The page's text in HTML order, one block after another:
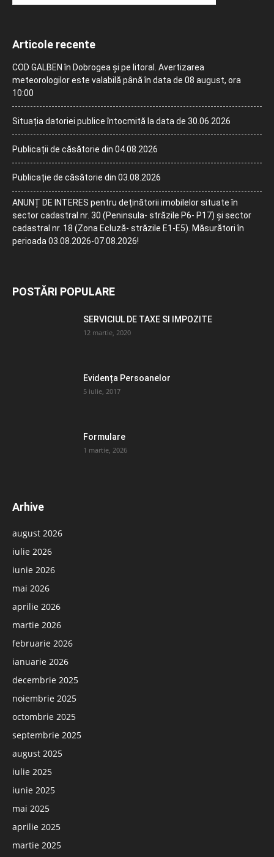
Articole recente
COD GALBEN în Dobrogea și pe litoral. Avertizarea
meteorologilor este valabilă până în data de 08 august, ora
10:00
Situația datoriei publice întocmită la data de 30.06.2026
Publicații de căsătorie din 04.08.2026
Publicație de căsătorie din 03.08.2026
ANUNȚ DE INTERES pentru deținătorii imobilelor situate în
sector cadastral nr. 30 (Peninsula- străzile P6- P17) și sector
cadastral nr. 18 (Zona Ecluză- străzile E1-E5). Măsurători în
perioada 03.08.2026-07.08.2026!
POSTĂRI POPULARE
SERVICIUL DE TAXE SI IMPOZITE
12 martie, 2020
Evidența Persoanelor
5 iulie, 2017
Formulare
1 martie, 2026
Arhive
august 2026
iulie 2026
iunie 2026
mai 2026
aprilie 2026
martie 2026
februarie 2026
ianuarie 2026
decembrie 2025
noiembrie 2025
octombrie 2025
septembrie 2025
august 2025
iulie 2025
iunie 2025
mai 2025
aprilie 2025
martie 2025